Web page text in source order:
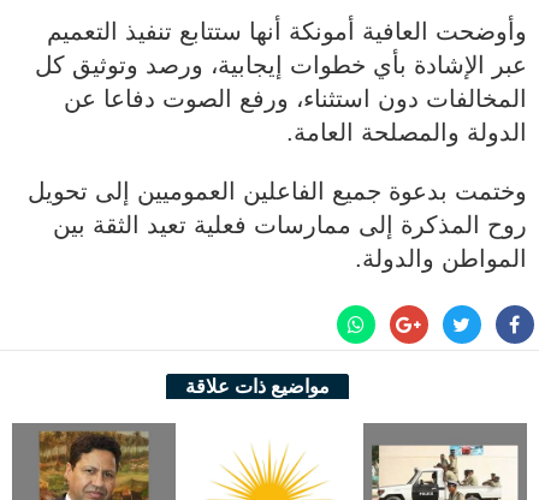
وأوضحت العافية أمونكة أنها ستتابع تنفيذ التعميم
عبر الإشادة بأي خطوات إيجابية، ورصد وتوثيق كل
المخالفات دون استثناء، ورفع الصوت دفاعا عن
الدولة والمصلحة العامة.
وختمت بدعوة جميع الفاعلين العموميين إلى تحويل
روح المذكرة إلى ممارسات فعلية تعيد الثقة بين
المواطن والدولة.
مواضيع ذات علاقة